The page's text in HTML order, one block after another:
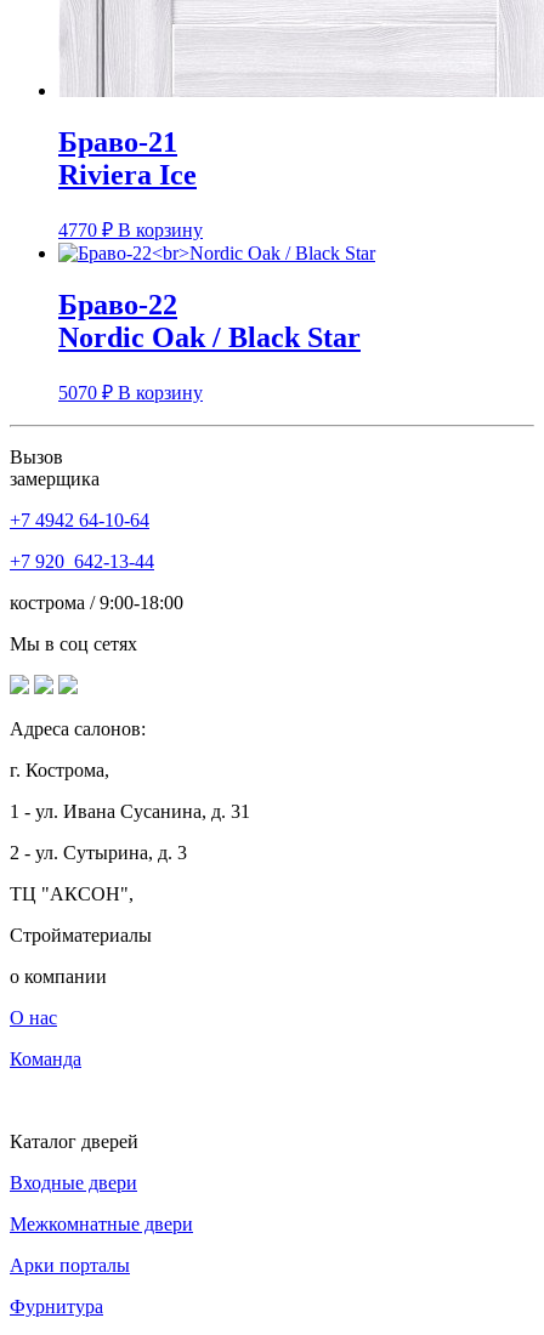
Браво-21
Riviera Ice
4770 ₽ В корзину
Браво-22
Nordic Oak / Black Star
5070 ₽ В корзину
Вызов
замерщика
+7 4942 64-10-64
+7 920 642-13-44
кострома / 9:00-18:00
Мы в соц сетях
Адреса салонов:
г. Кострома,
1 - ул. Ивана Сусанина, д. 31
2 - ул. Сутырина, д. 3
ТЦ "АКСОН",
Стройматериалы
о компании
О нас
Команда
Каталог дверей
Входные двери
Межкомнатные двери
Арки порталы
Фурнитура